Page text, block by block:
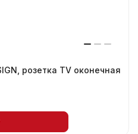
розетка TV оконечная